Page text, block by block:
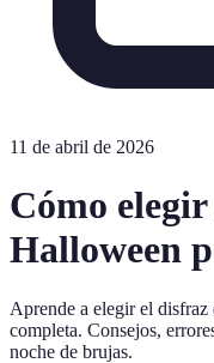
11 de abril de 2026
Cómo
Halloween
Aprende a elegir el
completa. Consejos,
noche de brujas.